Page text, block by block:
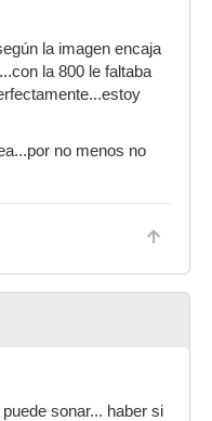
la imagen encaja
la 800 le faltaba
no menos no
sonar... haber si